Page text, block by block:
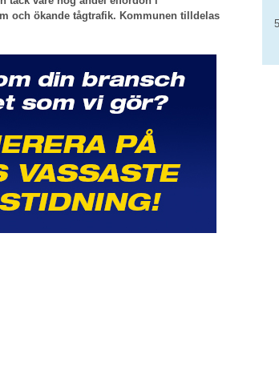
och ökande tågtrafik. Kommunen tilldelas